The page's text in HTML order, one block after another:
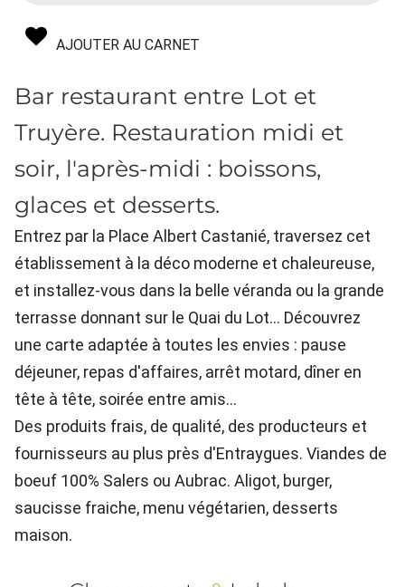
AJOUTER AU CARNET
Bar restaurant entre Lot et
Truyère. Restauration midi et
soir, l'après-midi : boissons,
glaces et desserts.
Entrez par la Place Albert Castanié, traversez cet
établissement à la déco moderne et chaleureuse,
et installez-vous dans la belle véranda ou la grande
terrasse donnant sur le Quai du Lot... Découvrez
une carte adaptée à toutes les envies : pause
déjeuner, repas d'affaires, arrêt motard, dîner en
tête à tête, soirée entre amis...
Des produits frais, de qualité, des producteurs et
fournisseurs au plus près d'Entraygues. Viandes de
boeuf 100% Salers ou Aubrac. Aligot, burger,
saucisse fraiche, menu végétarien, desserts
maison.